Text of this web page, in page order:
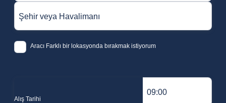
Şehir veya Havalimanı
Aracı Farklı bir lokasyonda bırakmak istiyorum
Alış Tarihi
09:00